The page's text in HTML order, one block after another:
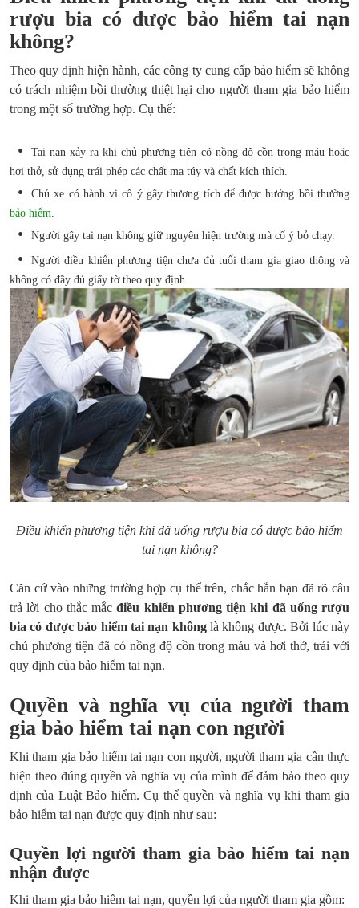
rượu bia có được bảo hiểm tai nạn
không?
Theo quy định hiện hành, các công ty cung cấp bảo hiểm sẽ không
có trách nhiệm bồi thường thiệt hại cho người tham gia bảo hiểm
trong một số trường hợp. Cụ thể:
Tai nạn xảy ra khi chủ phương tiện có nồng độ cồn trong máu hoặc
hơi thở, sử dụng trái phép các chất ma túy và chất kích thích.
Chủ xe có hành vi cố ý gây thương tích để được hưởng bồi thường
bảo hiểm.
Người gây tai nạn không giữ nguyên hiện trường mà cố ý bỏ chạy.
Người điều khiển phương tiện chưa đủ tuổi tham gia giao thông và
không có đầy đủ giấy tờ theo quy định.
Điều khiển phương tiện khi đã uống rượu bia có được bảo hiểm
tai nạn không?
Căn cứ vào những trường hợp cụ thể trên, chắc hẳn bạn đã rõ câu
trả lời cho thắc mắcđiều khiển phương tiện khi đã uống rượu
bia có được bảo hiểm tai nạn khônglà không được. Bởi lúc này
chủ phương tiện đã có nồng độ cồn trong máu và hơi thở, trái với
quy định của bảo hiểm tai nạn.
Quyền và nghĩa vụ của người tham
gia bảo hiểm tai nạn con người
Khi tham gia bảo hiểm tai nạn con người, người tham gia cần thực
hiện theo đúng quyền và nghĩa vụ của mình để đảm bảo theo quy
định của Luật Bảo hiểm. Cụ thể quyền và nghĩa vụ khi tham gia
bảo hiểm tai nạn được quy định như sau:
Quyền lợi người tham gia bảo hiểm tai nạn
nhận được
Khi tham gia bảo hiểm tai nạn, quyền lợi của người tham gia gồm: